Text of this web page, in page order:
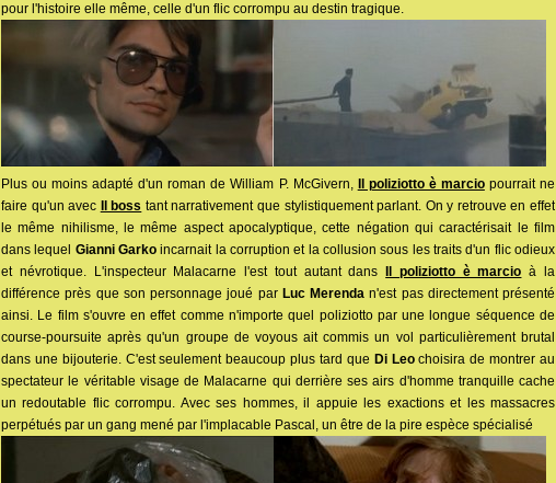
pour l'histoire elle même, celle d'un flic corrompu au destin tragique.
Plus ou moins adapté d'un roman de William P. McGivern, Il poliziotto è marciopourrait ne
faire qu'un avec
Il boss tant narrativement que stylistiquement parlant. On y retrouve en effet
le même nihilisme, le même aspect apocalyptique, cette négation qui caractérisait le film
dans lequel Gianni Garko incarnait la corruption et la collusion sous les traits d'un flic odieux
et névrotique. L'inspecteur Malacarne l'est tout autant dans
Il poliziotto è marcio à la
différence près que son personnage joué par Luc Merenda n'est pas directement présenté
ainsi. Le film s'ouvre en effet comme n'importe quel poliziotto par une longue séquence de
course-poursuite après qu'un groupe de voyous ait commis un vol particulièrement brutal
dans une bijouterie. C'est seulement beaucoup plus tard que Di Leochoisira de montrer au
spectateur le véritable visage de Malacarne qui derrière ses airs d'homme tranquille cache
un redoutable flic corrompu. Avec ses hommes, il appuie les exactions et les massacres
perpétués par un gang mené par l'implacable Pascal, un être de la pire espèce spécialisé